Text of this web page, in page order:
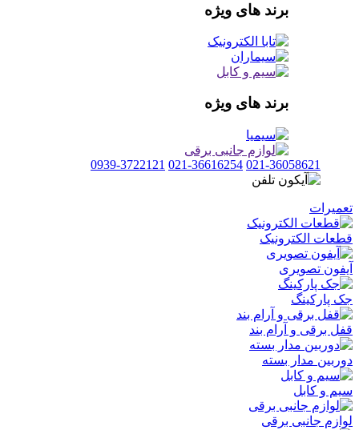
برند های ویژه
برند های ویژه
021-36058621
021-36616254
0939-3722121
تعمیرات
قطعات الکترونیک
آیفون تصویری
جک پارکینگ
قفل برقی و آرام بند
دوربین مدار بسته
سیم و کابل
لوازم جانبی برقی